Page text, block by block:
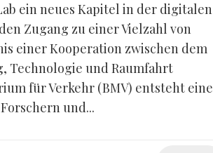
ein neues Kapitel in der digitalen
Zugang zu einer Vielzahl von
einer Kooperation zwischen dem
Technologie und Raumfahrt
für Verkehr (BMV) entsteht eine
und...